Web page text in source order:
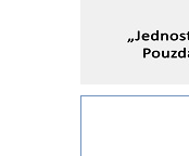
STAUFF
sistema
YAMADA